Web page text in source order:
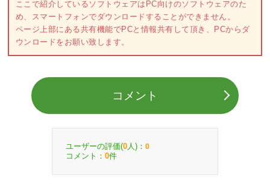
ここで紹介しているソフトウェアはPC向けのソフトウェアのた
め、スマートフォンでダウンロードすることができません。
ページ上部にある共有機能でPCと情報共有して頂き、PCからダ
ウンロードをお願い致します。
コメント
ユーザーの評価(0 人)： 0
コメント： 0件